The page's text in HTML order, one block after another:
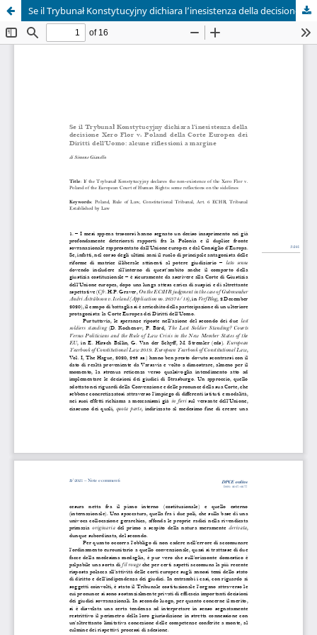
Se il Trybunał Konstytucyjny dichiara l’inesistenza della decisione Xero Flor v. Poland della Corte Europea dei Diritti dell’Uomo: alcune riflessioni a margine